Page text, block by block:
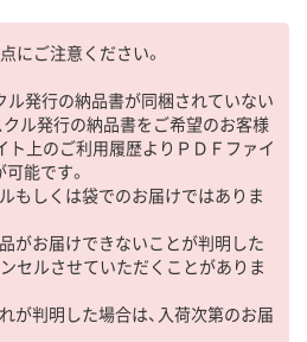
にご注意ください。
ル発行の納品書が同梱されていない
ル発行の納品書をご希望のお客様
ト上のご利用履歴よりＰＤＦファイ
能です。
もしくは袋でのお届けではありま
がお届けできないことが判明した
セルさせていただくことがありま
が判明した場合は、入荷次第のお届